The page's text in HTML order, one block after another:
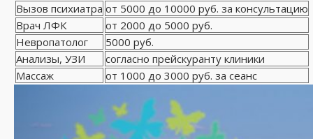
Вызов психиатра от 5000 до 10000 руб. за консультацию
Врач ЛФК
от 2000 до 5000 руб.
Невропатолог
5000 руб.
Анализы, УЗИ
согласно прейскуранту клиники
Массаж
от 1000 до 3000 руб. за сеанс